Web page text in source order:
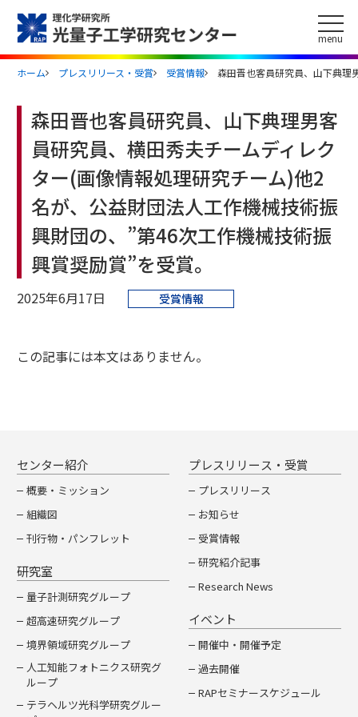
このページの本文へ
menu
ホーム プレスリリース・受賞 受賞情報 森田晋也客員研究員、山下典理
森田晋也客員研究員、山下典理男客
員研究員、横田秀夫チームディレク
ター(画像情報処理研究チーム)他2
名が、公益財団法人工作機械技術振
興財団の、”第46次工作機械技術振
興賞奨励賞”を受賞。
2025年6月17日 受賞情報
この記事には本文はありません。
センター紹介
概要・ミッション
組織図
刊行物・パンフレット
研究室
量子計測研究グループ
超高速研究グループ
境界領域研究グループ
人工知能フォトニクス研究グ
ループ
テラヘルツ光科学研究グルー
プレスリリース・受賞
プレスリリース
お知らせ
受賞情報
研究紹介記事
Research News
イベント
開催中・開催予定
過去開催
RAPセミナースケジュール